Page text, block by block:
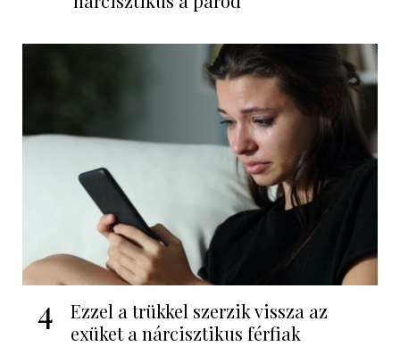
4
Ezzel a trükkel szerzik vissza az
exüket a nárcisztikus férfiak